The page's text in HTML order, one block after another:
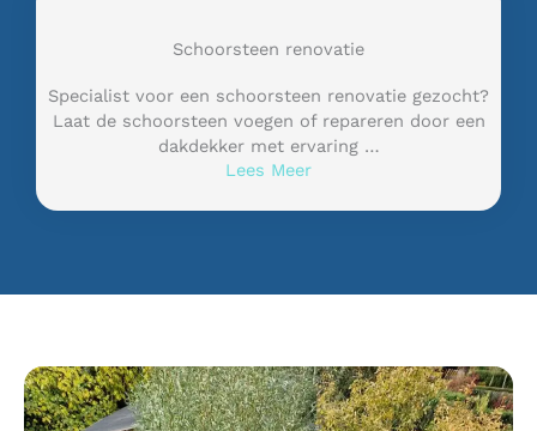
Schoorsteen renovatie
Specialist voor een schoorsteen renovatie gezocht?
Laat de schoorsteen voegen of repareren door een
dakdekker met ervaring …
Lees Meer